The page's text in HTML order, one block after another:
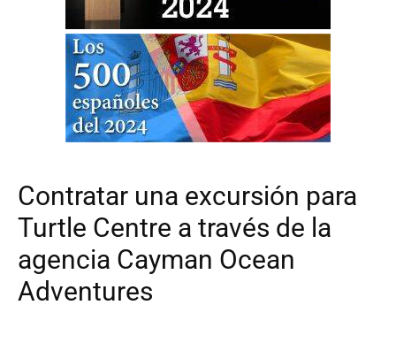
Contratar una excursión para
Turtle Centre a través de la
agencia Cayman Ocean
Adventures